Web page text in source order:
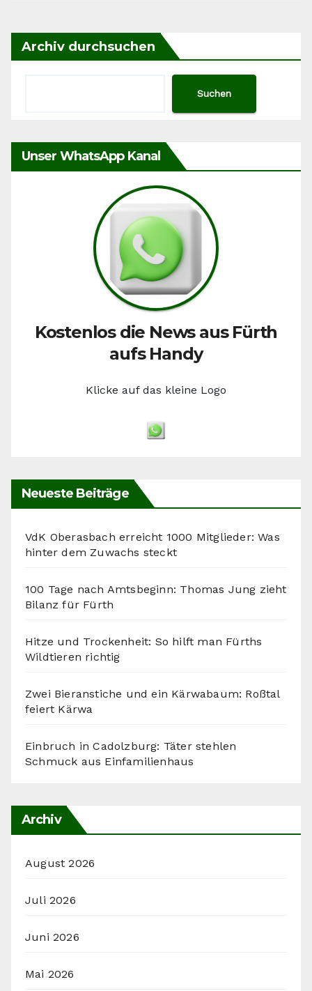
Archiv durchsuchen
Suchen
Unser WhatsApp Kanal
Kostenlos die News aus Fürth
aufs Handy
Klicke auf das kleine Logo
Neueste Beiträge
VdK Oberasbach erreicht 1000 Mitglieder: Was
hinter dem Zuwachs steckt
100 Tage nach Amtsbeginn: Thomas Jung zieht
Bilanz für Fürth
Hitze und Trockenheit: So hilft man Fürths
Wildtieren richtig
Zwei Bieranstiche und ein Kärwabaum: Roßtal
feiert Kärwa
Einbruch in Cadolzburg: Täter stehlen
Schmuck aus Einfamilienhaus
Archiv
August 2026
Juli 2026
Juni 2026
Mai 2026